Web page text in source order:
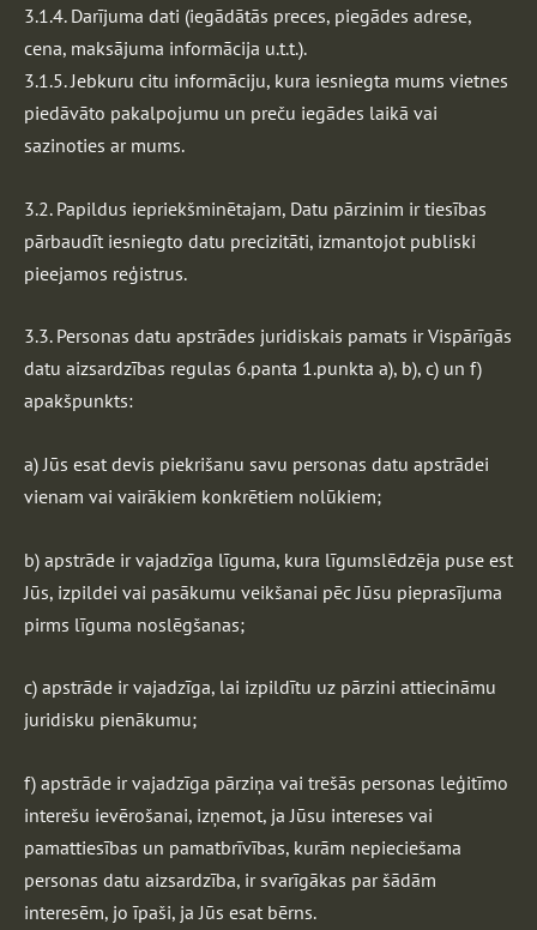
3.1.4. Darījuma dati (iegādātās preces, piegādes adrese,
cena, maksājuma informācija u.t.t.).
3.1.5. Jebkuru citu informāciju, kura iesniegta mums vietnes
piedāvāto pakalpojumu un preču iegādes laikā vai
sazinoties ar mums.
3.2. Papildus iepriekšminētajam, Datu pārzinim ir tiesības
pārbaudīt iesniegto datu precizitāti, izmantojot publiski
pieejamos reģistrus.
3.3. Personas datu apstrādes juridiskais pamats ir Vispārīgās
datu aizsardzības regulas 6.panta 1.punkta a), b), c) un f)
apakšpunkts:
a) Jūs esat devis piekrišanu savu personas datu apstrādei
vienam vai vairākiem konkrētiem nolūkiem;
b) apstrāde ir vajadzīga līguma, kura līgumslēdzēja puse est
Jūs, izpildei vai pasākumu veikšanai pēc Jūsu pieprasījuma
pirms līguma noslēgšanas;
c) apstrāde ir vajadzīga, lai izpildītu uz pārzini attiecināmu
juridisku pienākumu;
f) apstrāde ir vajadzīga pārziņa vai trešās personas leģitīmo
interešu ievērošanai, izņemot, ja Jūsu intereses vai
pamattiesības un pamatbrīvības, kurām nepieciešama
personas datu aizsardzība, ir svarīgākas par šādām
interesēm, jo īpaši, ja Jūs esat bērns.